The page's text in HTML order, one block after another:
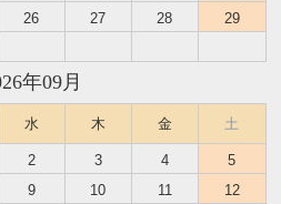
26 27 28
29
年09月
水 木 金 土
2 3 4
5
9 10 11
12